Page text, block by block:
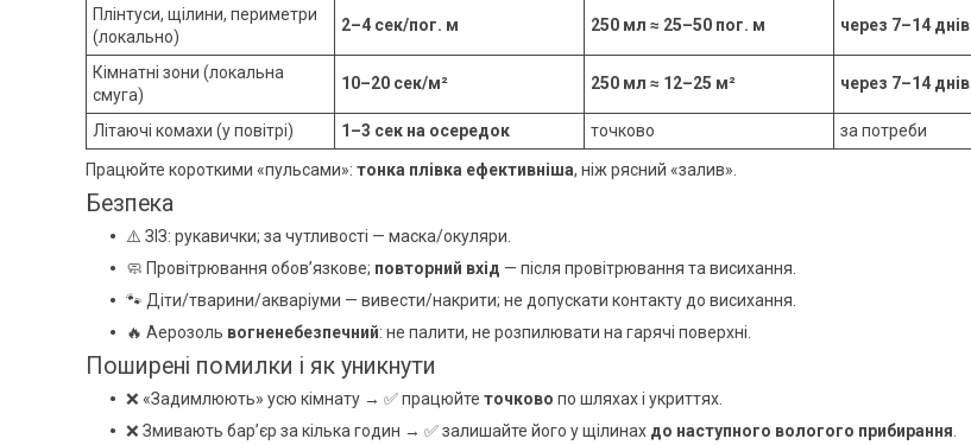
Плінтуси, щілини, периметри
(локально)
2–4 сек/пог. м 250 мл ≈ 25–50 пог. м через 7–14 днів
Кімнатні зони (локальна
смуга)
10–20 сек/м² 250 мл ≈ 12–25 м² через 7–14 днів
Літаючі комахи (у повітрі) 1–3 сек на осередок точково за потреби
Працюйте короткими «пульсами»: тонка плівка ефективніша, ніж рясний «залив».
Безпека
⚠️ ЗІЗ: рукавички; за чутливості — маска/окуляри.
🧼 Провітрювання обов’язкове; повторний вхід — після провітрювання та висихання.
🐾 Діти/тварини/акваріуми — вивести/накрити; не допускати контакту до висихання.
🔥 Аерозоль вогненебезпечний: не палити, не розпилювати на гарячі поверхні.
Поширені помилки і як уникнути
❌ «Задимлюють» усю кімнату → ✅ працюйте точково по шляхах і укриттях.
❌ Змивають бар’єр за кілька годин → ✅ залишайте його у щілинах до наступного вологого прибирання.